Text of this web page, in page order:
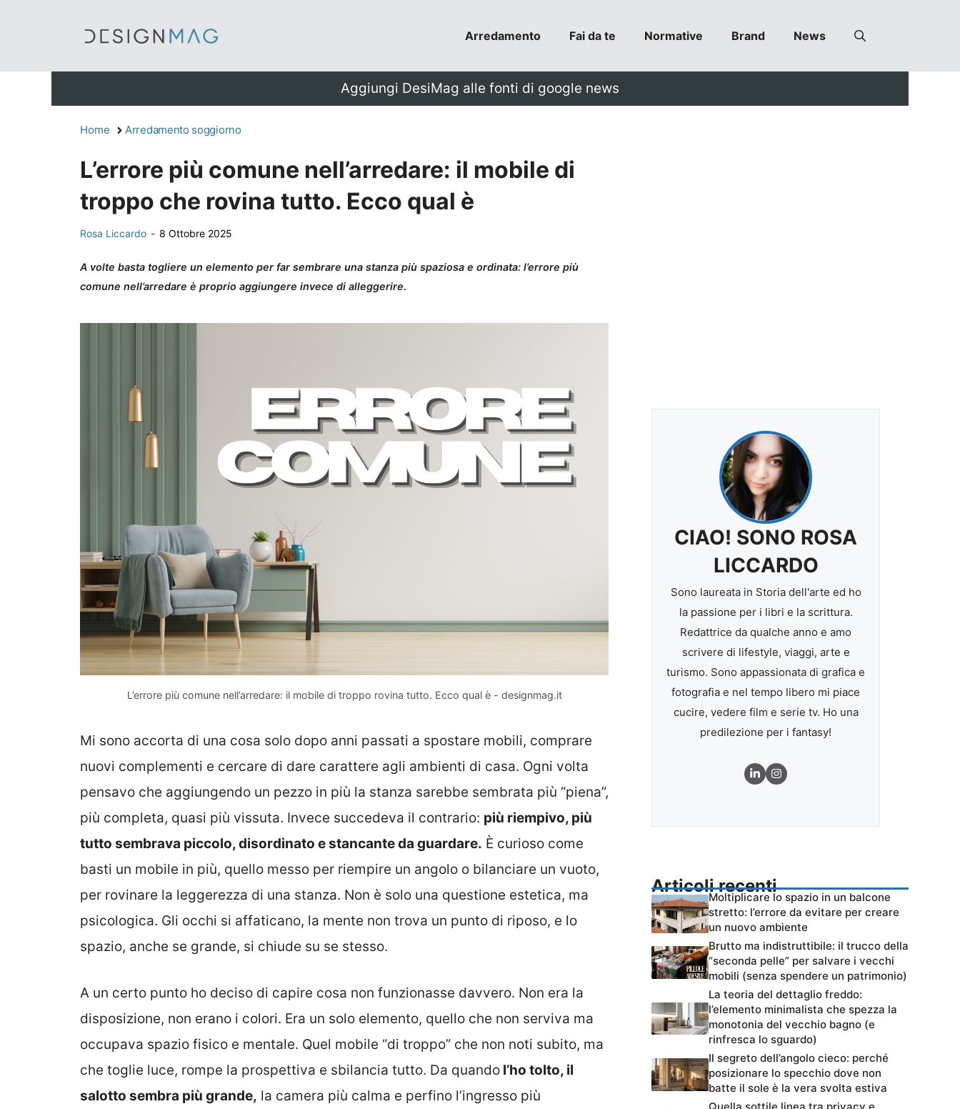
Arredamento Fai da te Normative Brand News
Aggiungi DesiMag alle fonti di google news
Home Arredamento soggiorno
L’errore più comune nell’arredare: il mobile di
troppo che rovina tutto. Ecco qual è
Rosa Liccardo - 8 Ottobre 2025
A volte basta togliere un elemento per far sembrare una stanza più spaziosa e ordinata: l’errore più
comune nell’arredare è proprio aggiungere invece di alleggerire.
L’errore più comune nell’arredare: il mobile di troppo rovina tutto. Ecco qual è - designmag.it
Mi sono accorta di una cosa solo dopo anni passati a spostare mobili, comprare
nuovi complementi e cercare di dare carattere agli ambienti di casa. Ogni volta
pensavo che aggiungendo un pezzo in più la stanza sarebbe sembrata più “piena”,
più completa, quasi più vissuta. Invece succedeva il contrario: più riempivo, più
tutto sembrava piccolo, disordinato e stancante da guardare. È curioso come
basti un mobile in più, quello messo per riempire un angolo o bilanciare un vuoto,
per rovinare la leggerezza di una stanza. Non è solo una questione estetica, ma
psicologica. Gli occhi si affaticano, la mente non trova un punto di riposo, e lo
spazio, anche se grande, si chiude su se stesso.
A un certo punto ho deciso di capire cosa non funzionasse davvero. Non era la
disposizione, non erano i colori. Era un solo elemento, quello che non serviva ma
occupava spazio fisico e mentale. Quel mobile “di troppo” che non noti subito, ma
che toglie luce, rompe la prospettiva e sbilancia tutto. Da quando l’ho tolto, il
salotto sembra più grande, la camera più calma e perfino l’ingresso più
CIAO! SONO ROSA
LICCARDO
Sono laureata in Storia dell'arte ed ho
la passione per i libri e la scrittura.
Redattrice da qualche anno e amo
scrivere di lifestyle, viaggi, arte e
turismo. Sono appassionata di grafica e
fotografia e nel tempo libero mi piace
cucire, vedere film e serie tv. Ho una
predilezione per i fantasy!
Articoli recenti
Moltiplicare lo spazio in un balcone
stretto: l’errore da evitare per creare
un nuovo ambiente
Brutto ma indistruttibile: il trucco della
“seconda pelle” per salvare i vecchi
mobili (senza spendere un patrimonio)
La teoria del dettaglio freddo:
l’elemento minimalista che spezza la
monotonia del vecchio bagno (e
rinfresca lo sguardo)
Il segreto dell’angolo cieco: perché
posizionare lo specchio dove non
batte il sole è la vera svolta estiva